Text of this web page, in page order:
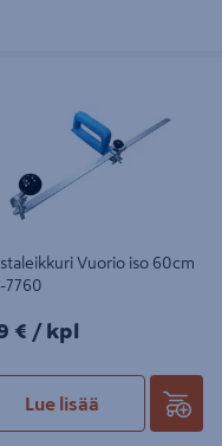
Vuorio iso 60cm
7760
kpl
€ / kpl
Lue lisää